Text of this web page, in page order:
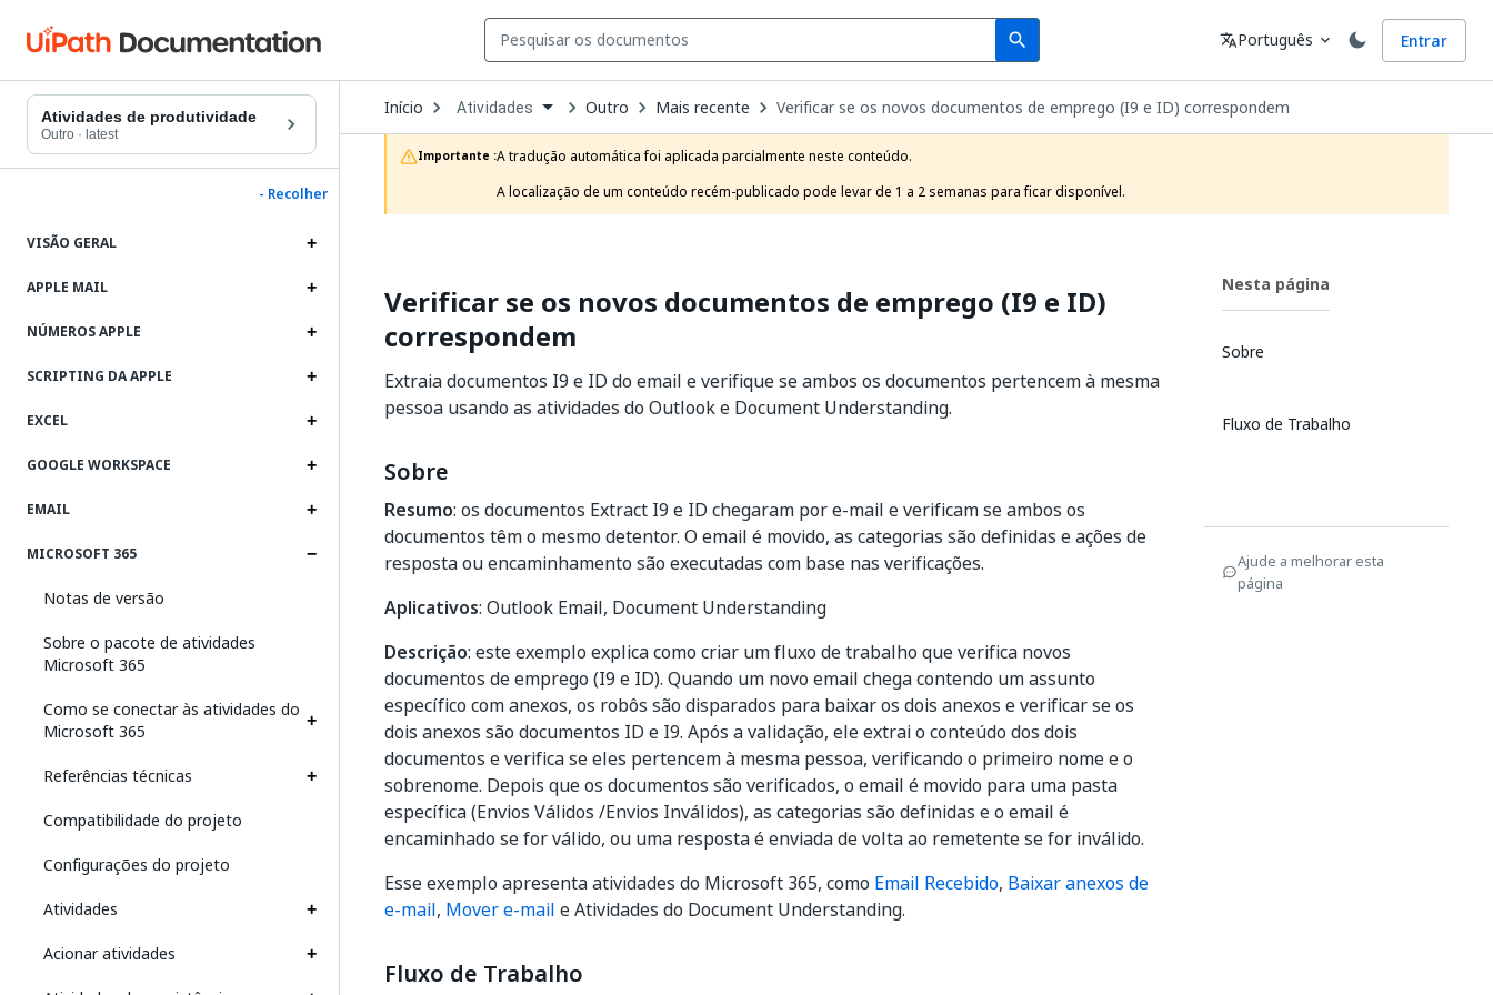
search
Search Idioma
translatePortuguês expand_more Entrar
Atividades de produtividade
Outro · latest
- Recolher
VISÃO GERAL
APPLE MAIL
NÚMEROS APPLE
SCRIPTING DA APPLE
EXCEL
GOOGLE WORKSPACE
EMAIL
MICROSOFT 365
Notas de versão
Sobre o pacote de atividades
Microsoft 365
Como se conectar às atividades do
Microsoft 365
Referências técnicas
Compatibilidade do projeto
Configurações do projeto
Atividades
Acionar atividades
Início Open
Dropdown
to
choose
product
Atividades Outro Mais recente Verificar se os novos documentos de emprego (I9 e ID) correspondem
Importante :A tradução automática foi aplicada parcialmente neste conteúdo.
A localização de um conteúdo recém-publicado pode levar de 1 a 2 semanas para ficar disponível.
Verificar se os novos documentos de emprego (I9 e ID)
correspondem
Extraia documentos I9 e ID do email e verifique se ambos os documentos pertencem à mesma
pessoa usando as atividades do Outlook e Document Understanding.
Sobre
Resumo: os documentos Extract I9 e ID chegaram por e-mail e verificam se ambos os
documentos têm o mesmo detentor. O email é movido, as categorias são definidas e ações de
resposta ou encaminhamento são executadas com base nas verificações.
Aplicativos: Outlook Email, Document Understanding
Descrição: este exemplo explica como criar um fluxo de trabalho que verifica novos
documentos de emprego (I9 e ID). Quando um novo email chega contendo um assunto
específico com anexos, os robôs são disparados para baixar os dois anexos e verificar se os
dois anexos são documentos ID e I9. Após a validação, ele extrai o conteúdo dos dois
documentos e verifica se eles pertencem à mesma pessoa, verificando o primeiro nome e o
sobrenome. Depois que os documentos são verificados, o email é movido para uma pasta
específica (Envios Válidos /Envios Inválidos), as categorias são definidas e o email é
encaminhado se for válido, ou uma resposta é enviada de volta ao remetente se for inválido.
Esse exemplo apresenta atividades do Microsoft 365, como Email Recebido, Baixar anexos de
e-mail, Mover e-mail e Atividades do Document Understanding.
Fluxo de Trabalho
Nesta página
Sobre
Fluxo de Trabalho
Ajude a melhorar esta
página